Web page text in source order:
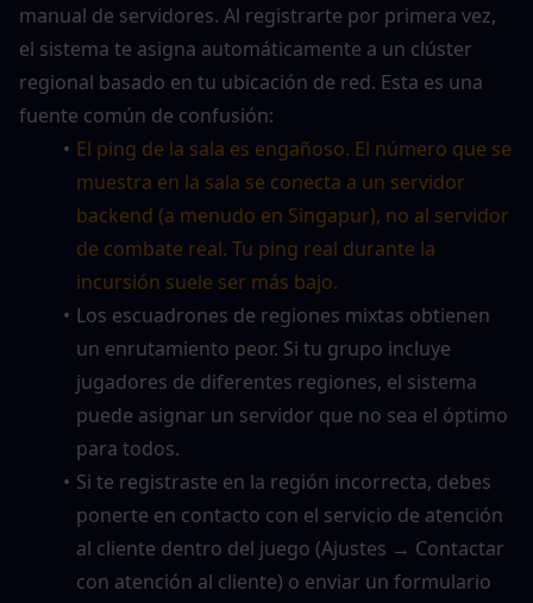
manual de servidores. Al registrarte por primera vez,
el sistema te asigna automáticamente a un clúster
regional basado en tu ubicación de red. Esta es una
fuente común de confusión:
El ping de la sala es engañoso. El número que se
muestra en la sala se conecta a un servidor
backend (a menudo en Singapur), no al servidor
de combate real. Tu ping real durante la
incursión suele ser más bajo.
Los escuadrones de regiones mixtas obtienen
un enrutamiento peor. Si tu grupo incluye
jugadores de diferentes regiones, el sistema
puede asignar un servidor que no sea el óptimo
para todos.
Si te registraste en la región incorrecta, debes
ponerte en contacto con el servicio de atención
al cliente dentro del juego (Ajustes → Contactar
con atención al cliente) o enviar un formulario